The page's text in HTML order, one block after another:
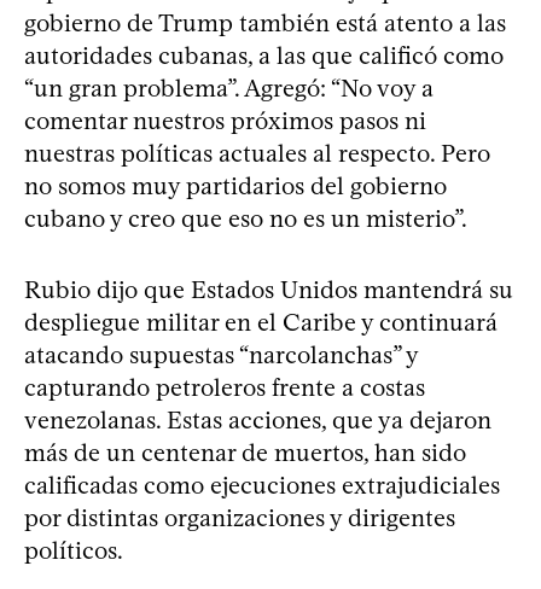
gobierno de Trump también está atento a las
autoridades cubanas, a las que calificó como
“un gran problema”. Agregó: “No voy a
comentar nuestros próximos pasos ni
nuestras políticas actuales al respecto. Pero
no somos muy partidarios del gobierno
cubano y creo que eso no es un misterio”.
Rubio dijo que Estados Unidos mantendrá su
despliegue militar en el Caribe y continuará
atacando supuestas “narcolanchas” y
capturando petroleros frente a costas
venezolanas. Estas acciones, que ya dejaron
más de un centenar de muertos, han sido
calificadas como ejecuciones extrajudiciales
por distintas organizaciones y dirigentes
políticos.